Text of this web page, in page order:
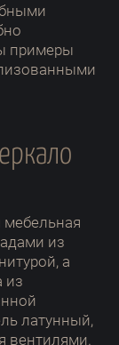
примеры
из
а
из
латунный,
вентилями.